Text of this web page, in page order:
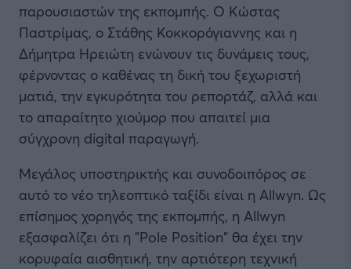
παρουσιαστών της εκπομπής. Ο Κώστας
Παστρίμας, ο Στάθης Κοκκορόγιαννης και η
Δήμητρα Ηρειώτη ενώνουν τις δυνάμεις τους,
φέρνοντας ο καθένας τη δική του ξεχωριστή
ματιά, την εγκυρότητα του ρεπορτάζ, αλλά και
το απαραίτητο χιούμορ που απαιτεί μια
σύγχρονη digital παραγωγή.
Μεγάλος υποστηρικτής και συνοδοιπόρος σε
αυτό το νέο τηλεοπτικό ταξίδι είναι η Allwyn. Ως
επίσημος χορηγός της εκπομπής, η Allwyn
εξασφαλίζει ότι η "Pole Position" θα έχει την
κορυφαία αισθητική, την αρτιότερη τεχνική